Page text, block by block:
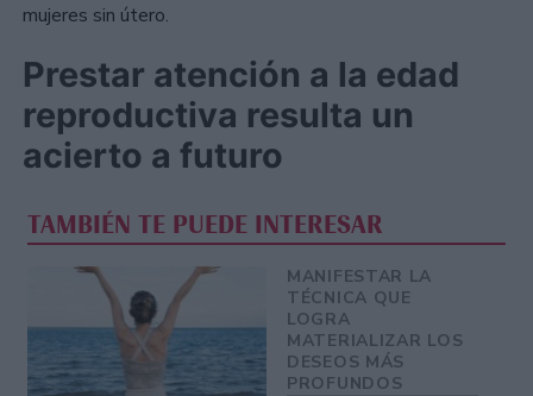
mujeres sin útero.
Prestar atención a la edad
reproductiva resulta un
acierto a futuro
TAMBIÉN TE PUEDE INTERESAR
MANIFESTAR LA
TÉCNICA QUE
LOGRA
MATERIALIZAR LOS
DESEOS MÁS
PROFUNDOS